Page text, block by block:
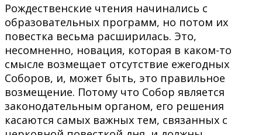
Рождественские чтения начинались с
образовательных программ, но потом их
повестка весьма расширилась. Это,
несомненно, новация, которая в каком-то
смысле возмещает отсутствие ежегодных
Соборов, и, может быть, это правильное
возмещение. Потому что Собор является
законодательным органом, его решения
касаются самых важных тем, связанных с